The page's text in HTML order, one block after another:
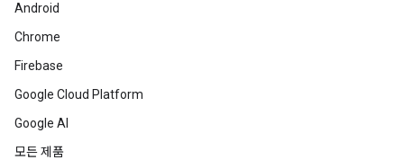
Android
Chrome
Firebase
Google Cloud Platform
Google AI
모든 제품